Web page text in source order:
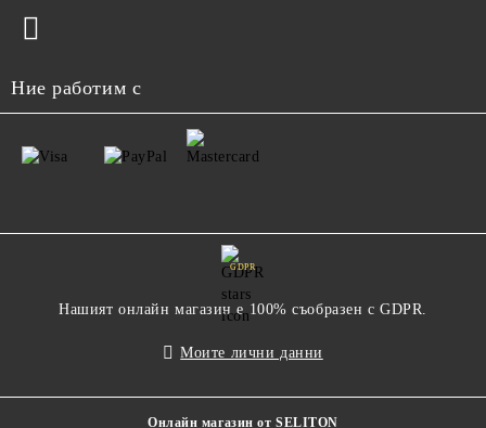
Ние работим с
GDPR
Нашият онлайн магазин е 100% съобразен с GDPR.
Моите лични данни
Онлайн магазин от SELITON